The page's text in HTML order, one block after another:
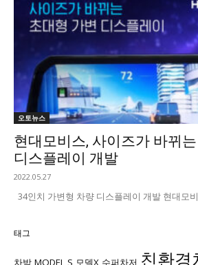
오토뉴스
현대모비스, 사이즈가 바뀌
디스플레이 개발
2022.05.27
34인치 가변형 차량 디스플레이 개발 현대모
태그
차박 MODEL S 모델X 수퍼차저 친환경